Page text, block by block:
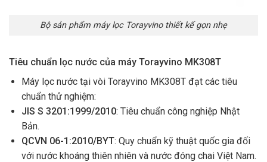
Bộ sản phẩm máy lọc Torayvino thiết kế gọn nhẹ
Tiêu chuẩn lọc nước của máy Torayvino MK308T
Máy lọc nước tại vòi Torayvino MK308T đạt các tiêu
chuẩn thử nghiệm:
JIS S 3201:1999/2010: Tiêu chuẩn công nghiệp Nhật
Bản.
QCVN 06-1:2010/BYT: Quy chuẩn kỹ thuật quốc gia đối
với nước khoáng thiên nhiên và nước đóng chai Việt Nam.